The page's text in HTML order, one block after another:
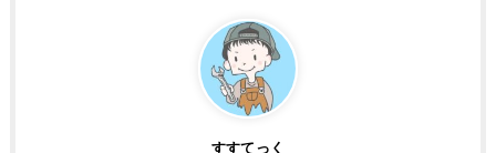
すすてっく